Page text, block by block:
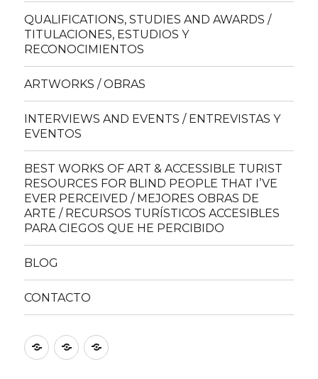
QUALIFICATIONS, STUDIES AND AWARDS /
TITULACIONES, ESTUDIOS Y
RECONOCIMIENTOS
ARTWORKS / OBRAS
INTERVIEWS AND EVENTS / ENTREVISTAS Y
EVENTOS
BEST WORKS OF ART & ACCESSIBLE TURIST
RESOURCES FOR BLIND PEOPLE THAT I’VE
EVER PERCEIVED / MEJORES OBRAS DE
ARTE / RECURSOS TURÍSTICOS ACCESIBLES
PARA CIEGOS QUE HE PERCIBIDO
BLOG
CONTACTO
Accesibilidad
MapaPolítica